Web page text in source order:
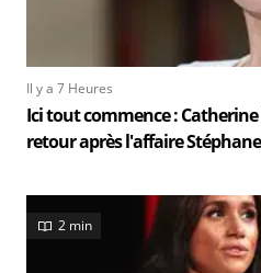
Il y a 7 Heures
Ici tout commence :
retour après l'affaire
2 min